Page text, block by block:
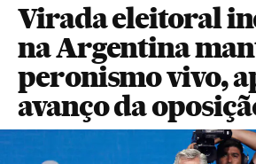
Virada eleitoral
na Argentina
peronismo vivo,
avanço da